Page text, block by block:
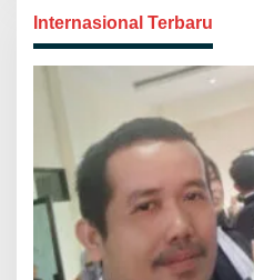
Internasional Terbaru